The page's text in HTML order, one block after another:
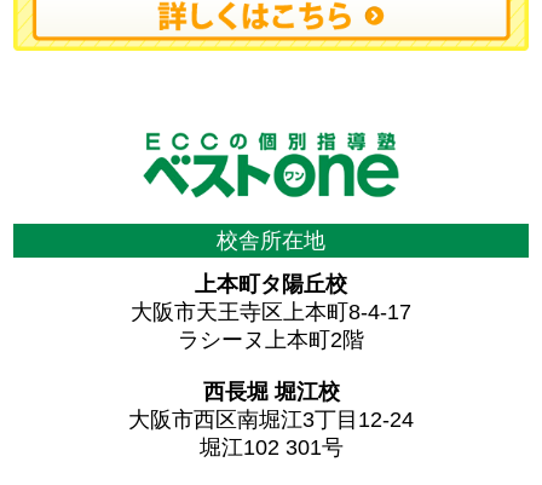
校舎所在地
上本町タ陽丘校
大阪市天王寺区上本町8-4-17
ラシーヌ上本町2階
西長堀 堀江校
大阪市西区南堀江3丁目12-24
堀江102 301号